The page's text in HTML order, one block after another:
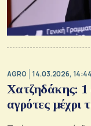
AGRO 14.03.2026, 14:44
Χατζηδάκης: 1
αγρότες μέχρι